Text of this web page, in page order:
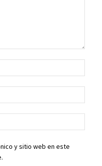
web:
y sitio web en este